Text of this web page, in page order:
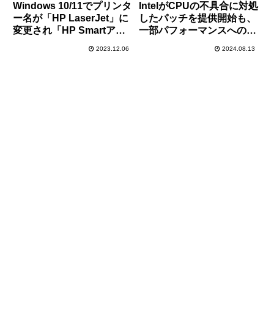
Windows 10/11でプリンタ
ー名が「HP LaserJet」に
変更され「HP Smartアプ
される不具合が発生も実用
2023.12.06
IntelがCPUの不具合に対処
したパッチを提供開始も、
一部パフォーマンスへの影
2024.08.13